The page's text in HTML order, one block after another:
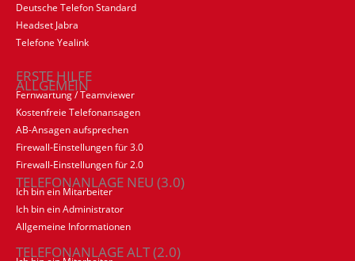
Deutsche Telefon Standard
Headset Jabra
Telefone Yealink
ERSTE HILFE
ALLGEMEIN
Fernwartung / Teamviewer
Kostenfreie Telefonansagen
AB-Ansagen aufsprechen
Firewall-Einstellungen für 3.0
Firewall-Einstellungen für 2.0
TELEFONANLAGE NEU (3.0)
Ich bin ein Mitarbeiter
Ich bin ein Administrator
Allgemeine Informationen
TELEFONANLAGE ALT (2.0)